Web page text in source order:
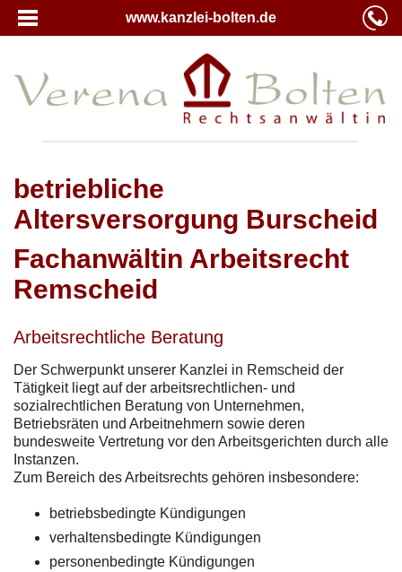
www.kanzlei-bolten.de
betriebliche
Altersversorgung Burscheid
Fachanwältin Arbeitsrecht
Remscheid
Arbeitsrechtliche Beratung
Der Schwerpunkt unserer Kanzlei in Remscheid der
Tätigkeit liegt auf der arbeitsrechtlichen- und
sozialrechtlichen Beratung von Unternehmen,
Betriebsräten und Arbeitnehmern sowie deren
bundesweite Vertretung vor den Arbeitsgerichten durch alle
Instanzen.
Zum Bereich des Arbeitsrechts gehören insbesondere:
betriebsbedingte Kündigungen
verhaltensbedingte Kündigungen
personenbedingte Kündigungen